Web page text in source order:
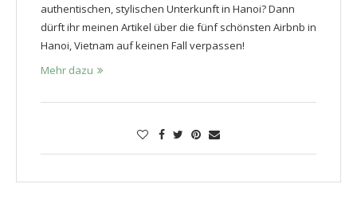
authentischen, stylischen Unterkunft in Hanoi? Dann
dürft ihr meinen Artikel über die fünf schönsten Airbnb in
Hanoi, Vietnam auf keinen Fall verpassen!
Mehr dazu